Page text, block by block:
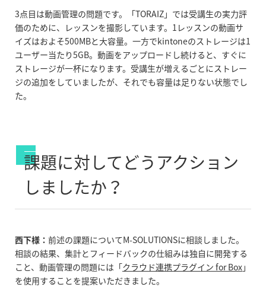
3点目は動画管理の問題です。「TORAIZ」では受講生の実力評
価のために、レッスンを撮影しています。1レッスンの動画サ
イズはおよそ500MBと大容量。一方でkintoneのストレージは1
ユーザー当たり5GB。動画をアップロードし続けると、すぐに
ストレージが一杯になります。受講生が増えるごとにストレー
ジの追加をしていましたが、それでも容量は足りない状態でし
た。
課題に対してどうアクション
しましたか？
西下様： 前述の課題についてM-SOLUTIONSに相談しました。
相談の結果、集計とフィードバックの仕組みは独自に開発する
こと、動画管理の問題には「クラウド連携プラグイン for Box」
を使用することを提案いただきました。